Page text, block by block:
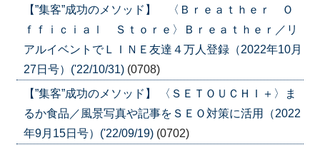
【”集客”成功のメソッド】 〈Ｂｒｅａｔｈｅｒ Ｏ
ｆｆｉｃｉａｌ Ｓｔｏｒｅ〉Ｂｒｅａｔｈｅｒ／リ
アルイベントでＬＩＮＥ友達４万人登録（2022年10月
27日号）('22/10/31) (0708)
【”集客”成功のメソッド】 〈ＳＥＴＯＵＣＨＩ＋〉ま
るか食品／風景写真や記事をＳＥＯ対策に活用（2022
年9月15日号）('22/09/19) (0702)